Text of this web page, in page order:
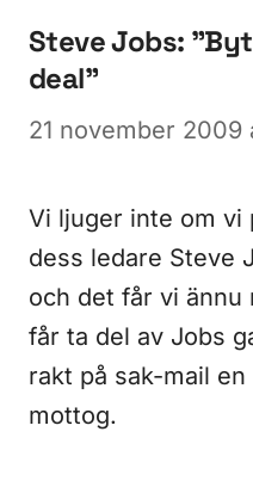
Steve Jobs:
deal”
21 november 2009
Vi ljuger inte om vi
dess ledare Steve
och det får vi ännu
får ta del av Jobs
rakt på sak-mail
mottog.